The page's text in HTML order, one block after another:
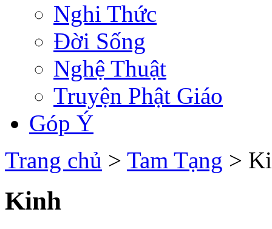
Nghi Thức
Đời Sống
Nghệ Thuật
Truyện Phật Giáo
Góp Ý
Trang chủ > Tam Tạng >
Kinh